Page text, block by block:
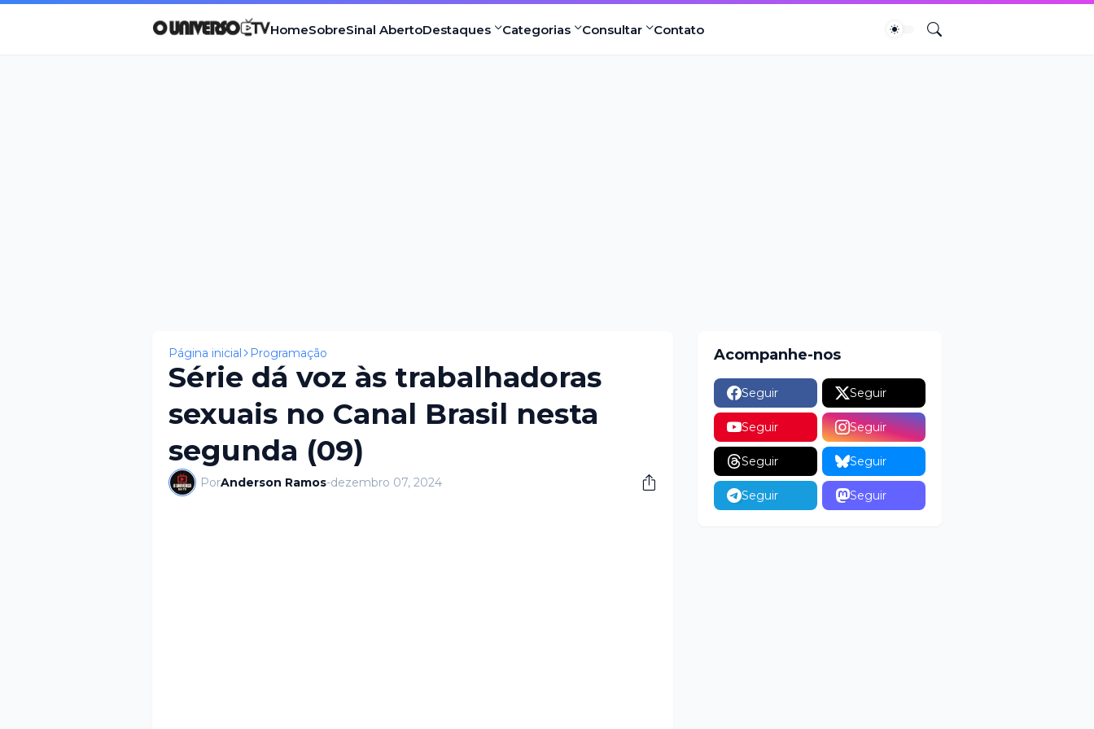
HomeSobreSinal AbertoDestaques Categorias Consultar Contato
Página inicial Programação
Série dá voz às trabalhadoras
sexuais no Canal Brasil nesta
segunda (09)
PorAnderson Ramos-dezembro 07, 2024
Acompanhe-nos
Seguir Seguir
Seguir Seguir
Seguir Seguir
Seguir Seguir